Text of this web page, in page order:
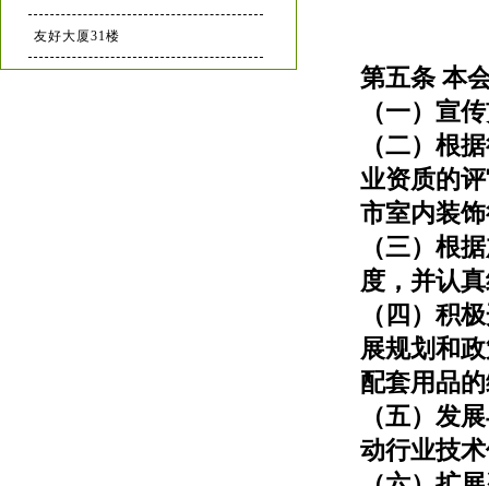
友好大厦31楼
第五条 本
（一）宣
（二）根
业资质的
市室内装
（三）根
度，并认
（四）积
展规划和
配套用品
（五）发
动行业技